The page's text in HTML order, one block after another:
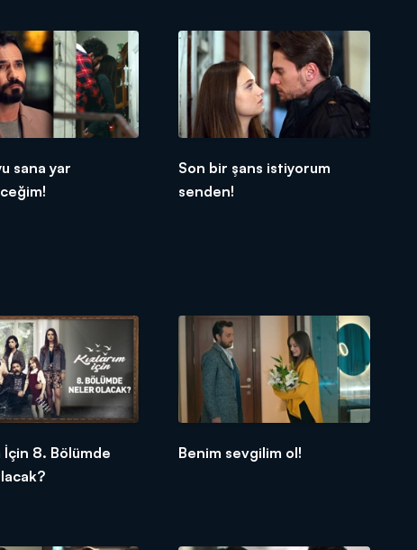
sana yar
Son bir şans istiyorum
senden!
İçin 8. Bölümde
Benim sevgilim ol!